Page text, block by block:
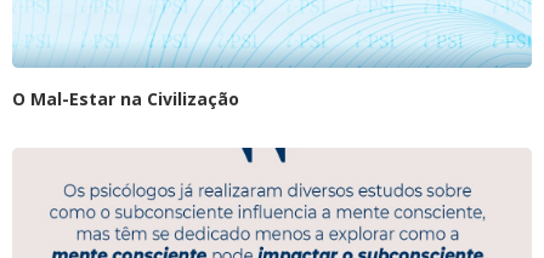
O Mal-Estar na Civilização